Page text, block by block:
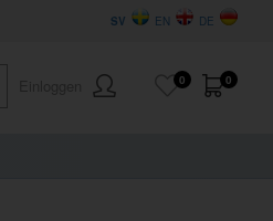
DE
EN
SV
0
0